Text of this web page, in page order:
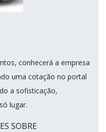
conhecerá a empresa
uma cotação no portal
a sofisticação,
lugar.
SOBRE